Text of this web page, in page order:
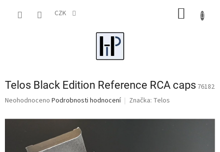
CZK
Telos Black Edition Reference RCA caps 76182
Průměrné
produktu
Neohodnoceno Podrobnosti hodnocení Značka: Telos